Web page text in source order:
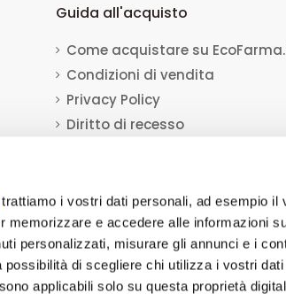
trattiamo i vostri dati personali, ad esempio il
memorizzare e accedere alle informazioni
personalizzati, misurare gli annunci e i
di scegliere chi utilizza i vostri
applicabili solo su questa proprietà
Guida all'acquisto
Come acquistare su
Condizioni di vendita
Privacy Policy
Diritto di recesso
Unicoviale Luca Gaurico 9/11 00143Roma(RM)
dispositivi medico-diagnostici, presidi